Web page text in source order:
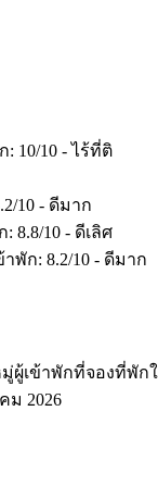
10/10 - ไร้ที่ติ
10 - ดีมาก
8.8/10 - ดีเลิศ
พัก: 8.2/10 - ดีมาก
ข้าพักที่จองที่พัก
ม 2026